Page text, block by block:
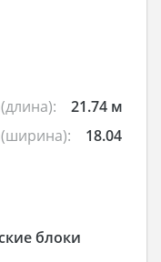
21.74 м
18.04
блоки